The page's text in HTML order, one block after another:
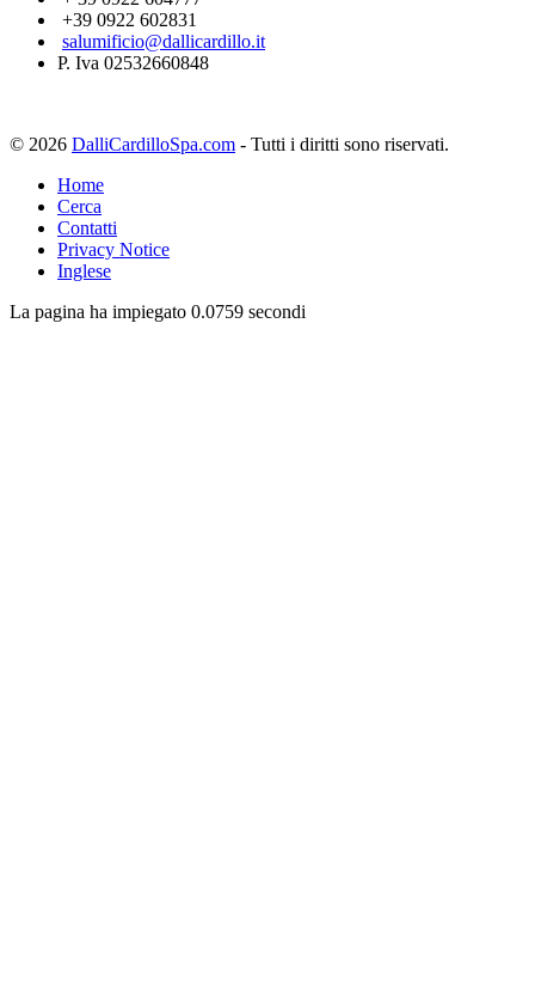
+39 0922 602831
salumificio@dallicardillo.it
P. Iva 02532660848
© 2026 DalliCardilloSpa.com - Tutti i diritti sono riservati.
Home
Cerca
Contatti
Privacy Notice
Inglese
La pagina ha impiegato 0.0759 secondi